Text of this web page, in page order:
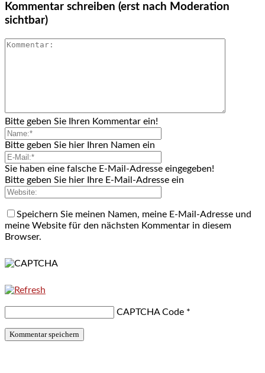
Kommentar schreiben (erst nach Moderation
sichtbar)
Bitte geben Sie Ihren Kommentar ein!
Bitte geben Sie hier Ihren Namen ein
Sie haben eine falsche E-Mail-Adresse eingegeben!
Bitte geben Sie hier Ihre E-Mail-Adresse ein
Speichern Sie meinen Namen, meine E-Mail-Adresse und
meine Website für den nächsten Kommentar in diesem
Browser.
CAPTCHA Code *